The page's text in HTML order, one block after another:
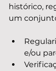
histórico,
um
e/ou